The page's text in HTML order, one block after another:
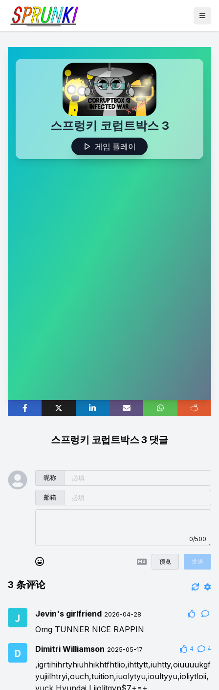
스프렁키 코럽트박스 3
게임 플레이
스프렁키 코럽트박스 3 댓글
昵称
邮箱
0/500
预览 发送
3 条评论
Jevin's girlfriend 2026-04-28
Omg TUNNER NICE RAPPIN
Dimitri Williamson 2025-05-17 4 4
,igrtihihrtyhiuhhikhtfhtlio,ihttytt,iuhtty,oiuuuukgf
yujiilhtryi,ouch,tuition,iuolytyu,ioultyyu,ioliytloii,
yuck,Hyundai,I,jioljtgyn$7+=+